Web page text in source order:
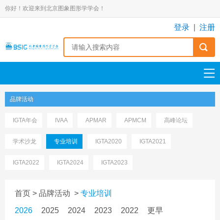
你好！欢迎来到北京图象图形学学会！
登录 注册
品牌活动
IGTA年会 IVAA APMAR APMCM 高峰论坛
学术沙龙 专业培训 IGTA2020 IGTA2021
IGTA2022 IGTA2024 IGTA2023
首页 > 品牌活动 > 专业培训
2026 2025 2024 2023 2022 更早